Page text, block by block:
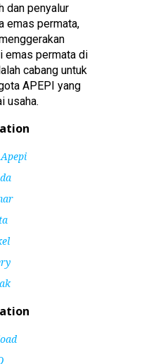
dan penyalur
emas permata,
emas permata di
cabang untuk
APEPI yang
usaha.